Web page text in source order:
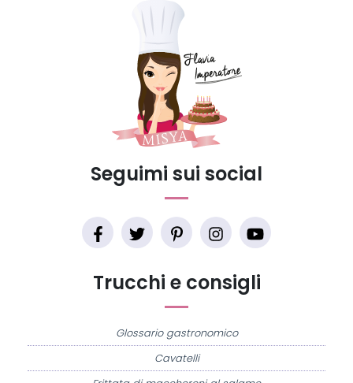
Trucchi e consigli
Glossario gastronomico
Cavatelli
Seguimi sui social